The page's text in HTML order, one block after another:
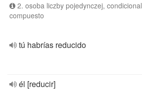
2. osoba liczby pojedynczej, condicional
compuesto
tú habrías reducido
él [reducir]